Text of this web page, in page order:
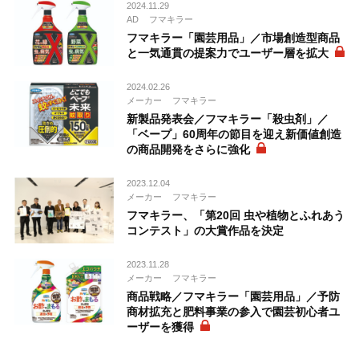
2024.11.29
AD
フマキラー
フマキラー「園芸用品」／市場創造型商品
と一気通貫の提案力でユーザー層を拡大
2024.02.26
メーカー
フマキラー
新製品発表会／フマキラー「殺虫剤」／
「ベープ」60周年の節目を迎え新価値創造
の商品開発をさらに強化
2023.12.04
メーカー
フマキラー
フマキラー、「第20回 虫や植物とふれあう
コンテスト」の大賞作品を決定
2023.11.28
メーカー
フマキラー
商品戦略／フマキラー「園芸用品」／予防
商材拡充と肥料事業の参入で園芸初心者ユ
ーザーを獲得